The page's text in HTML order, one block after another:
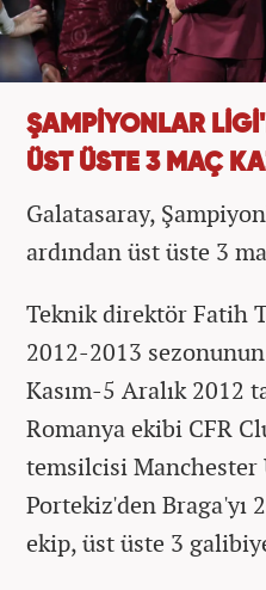
ŞAMPİYONLAR
ÜST ÜSTE 3 MAÇ
Galatasaray,
ardından üst üste 3
Teknik direktör Fatih
2012-2013
Kasım-5 Aralık 2012
Romanya ekibi CFR
temsilcisi Manchester
Portekiz'den Braga'yı
ekip, üst üste 3